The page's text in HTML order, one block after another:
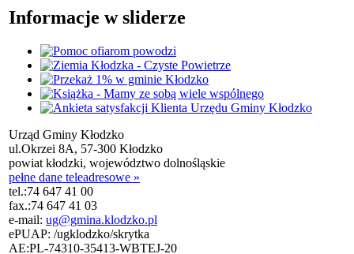
Informacje w sliderze
Urząd Gminy Kłodzko
ul.Okrzei 8A, 57-300 Kłodzko
powiat kłodzki, województwo dolnośląskie
pełne dane teleadresowe »
tel.:74 647 41 00
fax.:74 647 41 03
e-mail: ug@gmina.klodzko.pl
ePUAP: /ugklodzko/skrytka
AE:PL-74310-35413-WBTEJ-20